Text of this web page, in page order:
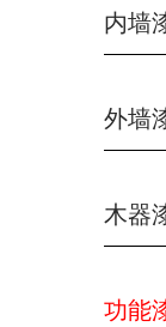
内墙
外墙
木器
功能